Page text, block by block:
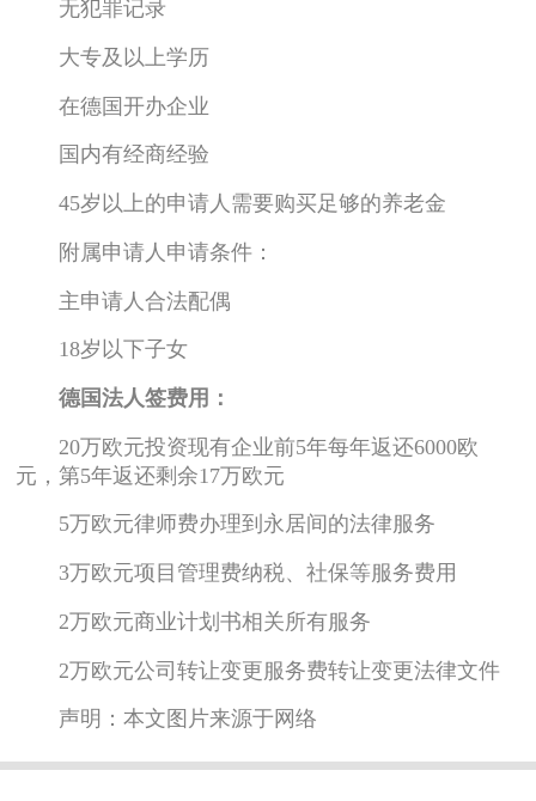
无犯罪记录
大专及以上学历
在德国开办企业
国内有经商经验
45岁以上的申请人需要购买足够的养老金
附属申请人申请条件：
主申请人合法配偶
18岁以下子女
德国法人签费用：
20万欧元投资现有企业前5年每年返还6000欧
元，第5年返还剩余17万欧元
5万欧元律师费办理到永居间的法律服务
3万欧元项目管理费纳税、社保等服务费用
2万欧元商业计划书相关所有服务
2万欧元公司转让变更服务费转让变更法律文件
声明：本文图片来源于网络